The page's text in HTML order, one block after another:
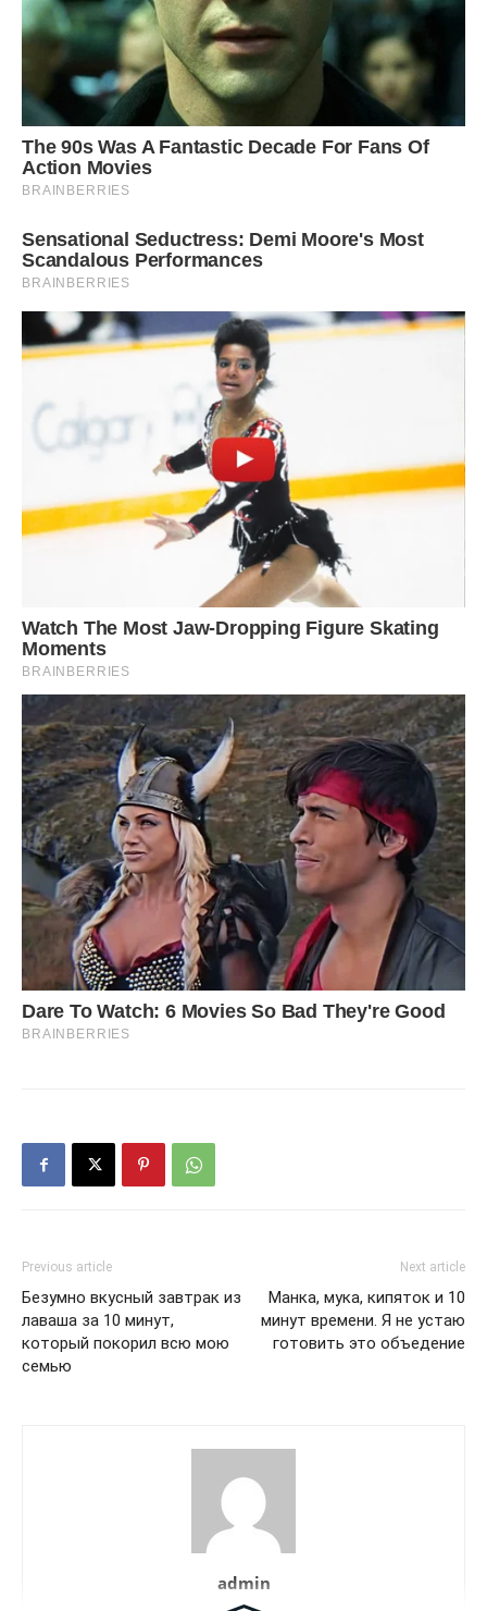
Previous article
Безумно вкусный завтрак из
лаваша за 10 минут,
который покорил всю мою
семью
Next article
Манка, мука, кипяток и 10
минут времени. Я не устаю
готовить это объедение
admin